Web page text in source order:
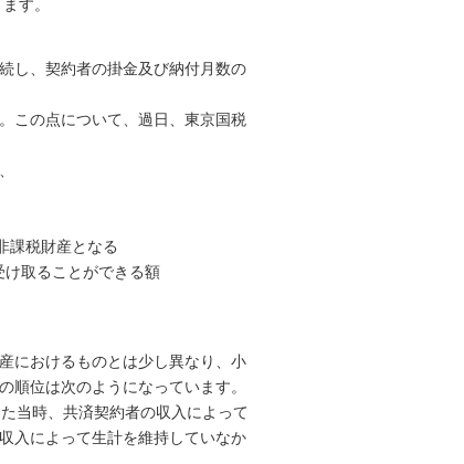
す。
し、契約者の掛金及び納付月数の
この点について、過日、東京国税
課税財産となる
取ることができる額
におけるものとは少し異なり、小
順位は次のようになっています。
当時、共済契約者の収入によって
入によって生計を維持していなか